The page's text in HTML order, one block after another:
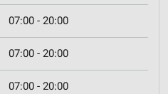
07:00 - 20:00
07:00 - 20:00
07:00 - 20:00